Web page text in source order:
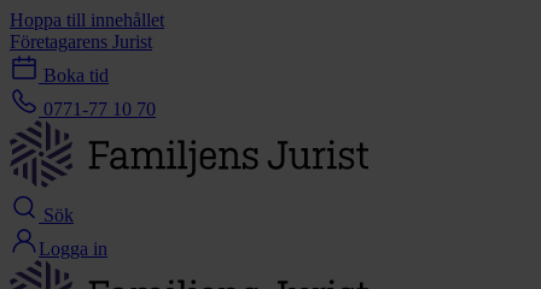
Hoppa till innehållet
Företagarens Jurist
Boka tid
0771-77 10 70
Sök
Logga in